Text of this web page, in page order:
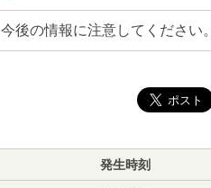
今後の情報に注意してください。
発生時刻